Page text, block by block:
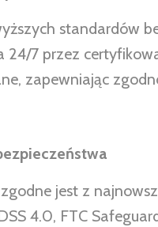
standardów
7 przez
zapewniając
jest z
4.0, FTC